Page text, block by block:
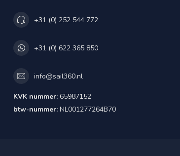
+31 (0) 252 544 772
+31 (0) 622 365 850
info@sail360.nl
KVK nummer: 65987152
btw-nummer: NL001277264B70